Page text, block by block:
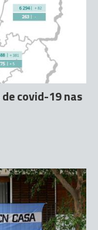
covid-19 nas